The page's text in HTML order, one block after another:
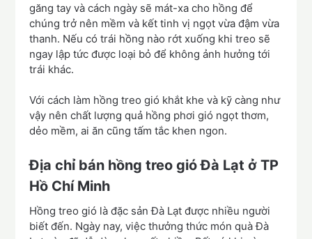
găng tay và cách ngày sẽ mát-xa cho hồng để
chúng trở nên mềm và kết tinh vị ngọt vừa đậm vừa
thanh. Nếu có trái hồng nào rớt xuống khi treo sẽ
ngay lập tức được loại bỏ để không ảnh hưởng tới
trái khác.
Với cách làm hồng treo gió khắt khe và kỹ càng như
vậy nên chất lượng quả hồng phơi gió ngọt thơm,
dẻo mềm, ai ăn cũng tấm tắc khen ngon.
Địa chỉ bán hồng treo gió Đà Lạt ở TP
Hồ Chí Minh
Hồng treo gió là đặc sản Đà Lạt được nhiều người
biết đến. Ngày nay, việc thưởng thức món quà Đà